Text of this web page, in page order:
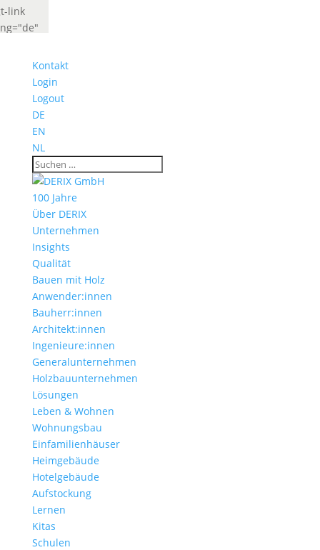
Kontakt
Login
Logout
DE
EN
NL
100 Jahre
Über DERIX
Unternehmen
Insights
Qualität
Bauen mit Holz
Anwender:innen
Bauherr:innen
Architekt:innen
Ingenieure:innen
Generalunternehmen
Holzbauunternehmen
Lösungen
Leben & Wohnen
Wohnungs­bau
Einfamilien­häuser
Heimgebäude
Hotelgebäude
Aufstockung
Lernen
Kitas
Schulen
link